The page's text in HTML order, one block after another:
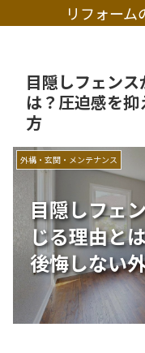
リフォー
目隠しフェン
は？圧迫感を
方
目隠しフェ
じる理由と
後悔しない
外構・玄関・メンテナンス